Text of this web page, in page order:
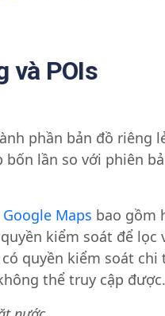
và POIs
phần bản đồ riêng
bốn lần so với phiên
Google Maps bao gồm
kiểm soát để lọc
quyền kiểm soát chi
thể truy cập được.